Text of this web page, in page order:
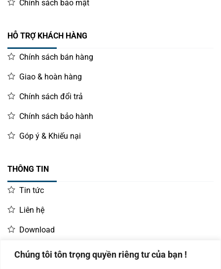
Chúng tôi tôn trọng quyền riêng tư của bạn !
Chính sách bảo mật
HỖ TRỢ KHÁCH HÀNG
Chính sách bán hàng
Giao & hoàn hàng
Chính sách đổi trả
Chính sách bảo hành
Góp ý & Khiếu nại
THÔNG TIN
Tin tức
Liên hệ
Download
LIÊN HỆ MUA HÀNG